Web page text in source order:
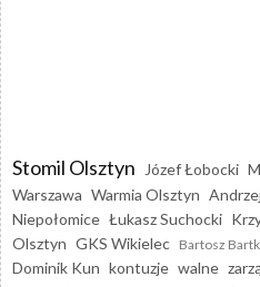
Stomil Olsztyn Józef Łobocki
Warszawa Warmia Olsztyn
Niepołomice Łukasz Suchocki
Olsztyn GKS Wikielec Bartosz
Dominik Kun kontuzje walne